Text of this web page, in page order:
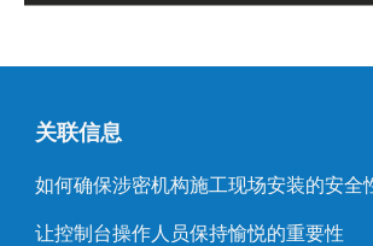
关联信息
如何确保涉密机构施工现场安装的安全
让控制台操作人员保持愉悦的重要性